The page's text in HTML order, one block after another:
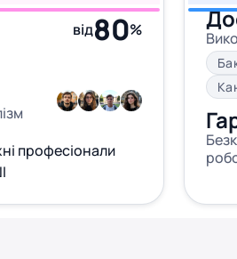
від80%
професіонали